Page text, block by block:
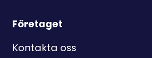
Företaget
Kontakta oss